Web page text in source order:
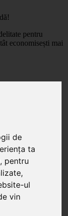
de
ta
pentru
ul
vin
pentru
economisești mai
Comanda minimă în